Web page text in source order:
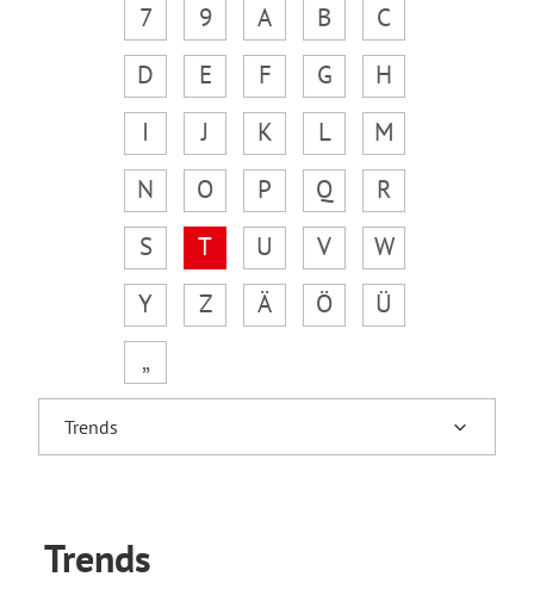
7
9 A B
C
D
E F G
H
I
J K L
M
N
O P Q
R
S
T U V
W
Y
Z Ä Ö
Ü
„
Trends